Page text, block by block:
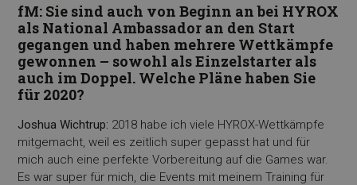
fM: Sie sind auch von Beginn an bei HYROX
als National Ambassador an den Start
gegangen und haben mehrere Wettkämpfe
gewonnen – sowohl als Einzelstarter als
auch im Doppel. Welche Pläne haben Sie
für 2020?
Joshua Wichtrup: 2018 habe ich viele HYROX-Wettkämpfe
mitgemacht, weil es zeitlich super gepasst hat und für
mich auch eine perfekte Vorbereitung auf die Games war.
Es war super für mich, die Events mit meinem Training für